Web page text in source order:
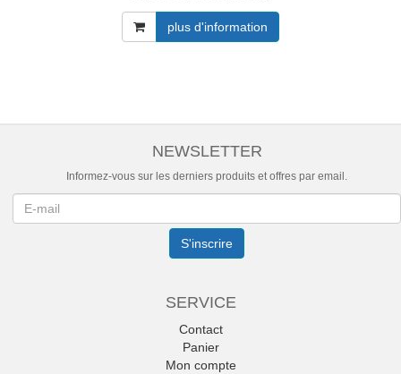
plus d'information
NEWSLETTER
Informez-vous sur les derniers produits et offres par email.
S'inscrire
SERVICE
Contact
Panier
Mon compte